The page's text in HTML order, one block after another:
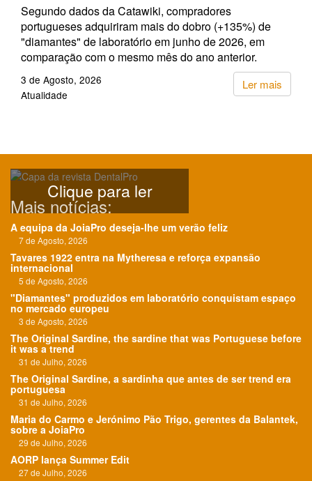
Segundo dados da Catawiki, compradores
portugueses adquiriram mais do dobro (+135%) de
"diamantes" de laboratório em junho de 2026, em
comparação com o mesmo mês do ano anterior.
Ler mais
3 de Agosto, 2026
Atualidade
Clique para ler
Mais notícias:
A equipa da JoiaPro deseja-lhe um verão feliz
7 de Agosto, 2026
Tavares 1922 entra na Mytheresa e reforça expansão
internacional
5 de Agosto, 2026
"Diamantes" produzidos em laboratório conquistam espaço
no mercado europeu
3 de Agosto, 2026
The Original Sardine, the sardine that was Portuguese before
it was a trend
31 de Julho, 2026
The Original Sardine, a sardinha que antes de ser trend era
portuguesa
31 de Julho, 2026
Maria do Carmo e Jerónimo Pão Trigo, gerentes da Balantek,
sobre a JoiaPro
29 de Julho, 2026
AORP lança Summer Edit
27 de Julho, 2026